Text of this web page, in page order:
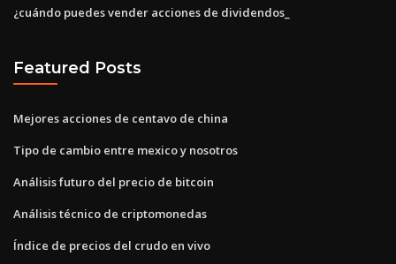
¿cuándo puedes vender acciones de dividendos_
Featured Posts
Mejores acciones de centavo de china
Tipo de cambio entre mexico y nosotros
Análisis futuro del precio de bitcoin
Análisis técnico de criptomonedas
Índice de precios del crudo en vivo